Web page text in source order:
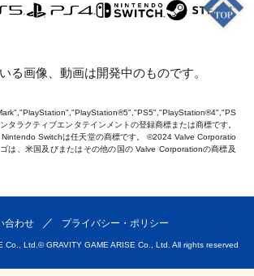
る画像、動画は開発中のものです。
タラクティブエンタテインメントの登録商標または商標です。
Switchは任天堂の商標です。 ©2024 Valve Corporatio
は、米国及びまたはその他の国の Valve Corporationの商標及
合わせ プライバシー・ポリシー
Co., Ltd. © GRAVITY GAME ARISE Co., Ltd. All rights reserved